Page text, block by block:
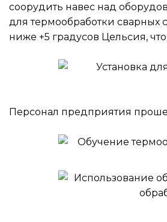
соорудить навес над
для термообработки сварных
ниже +5 градусов Цельсия,
Персонал предприятия